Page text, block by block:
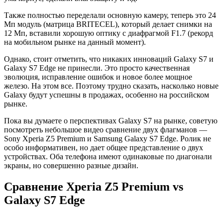
Edge
Также полностью переделали основную камеру, теперь это 24
Мп модуль (матрица BRITECEL), который делает снимки на
12 Мп, вставили хорошую оптику с диафрагмой F1.7 (рекорд
на мобильном рынке на данный момент).
Однако, стоит отметить, что никаких инноваций Galaxy S7 и
Galaxy S7 Edge не принесли. Это просто качественная
эволюция, исправление ошибок и новое более мощное
железо. На этом все. Поэтому трудно сказать, насколько новые
Galaxy будут успешны в продажах, особенно на российском
рынке.
Пока вы думаете о перспективах Galaxy S7 на рынке, советую
посмотреть небольшое видео сравнение двух флагманов —
Sony Xperia Z5 Premium и Samsung Galaxy S7 Edge. Ролик не
особо информативен, но дает общее представление о двух
устройствах. Оба телефона имеют одинаковые по диагонали
экраны, но совершенно разные дизайн.
Сравнение Xperia Z5 Premium vs
Galaxy S7 Edge